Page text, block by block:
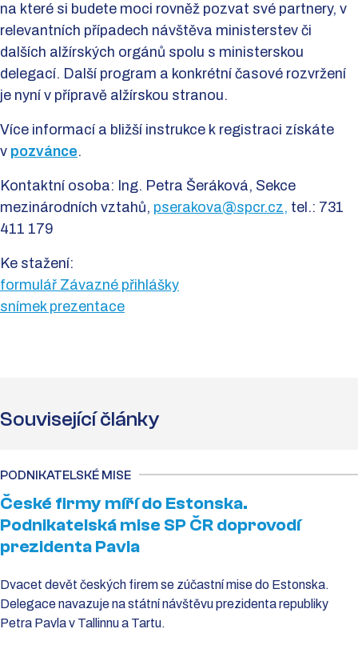
na které si budete moci rovněž pozvat své partnery, v
relevantních případech návštěva ministerstev či
dalších alžírských orgánů spolu s ministerskou
delegací. Další program a konkrétní časové rozvržení
je nyní v přípravě alžírskou stranou.
Více informací a bližší instrukce k registraci získáte
v pozvánce.
Kontaktní osoba: Ing. Petra Šeráková, Sekce
mezinárodních vztahů, pserakova@spcr.cz, tel.: 731
411 179
Ke stažení:
formulář Závazné přihlášky
snímek prezentace
Související články
PODNIKATELSKÉ MISE
České firmy míří do Estonska.
Podnikatelská mise SP ČR doprovodí
prezidenta Pavla
Dvacet devět českých firem se zúčastní mise do Estonska.
Delegace navazuje na státní návštěvu prezidenta republiky
Petra Pavla v Tallinnu a Tartu.